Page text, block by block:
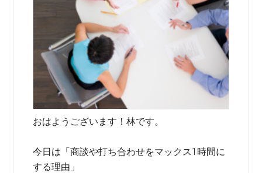
おはようございます！林です。
今日は「商談や打ち合わせをマックス1時間に
する理由」